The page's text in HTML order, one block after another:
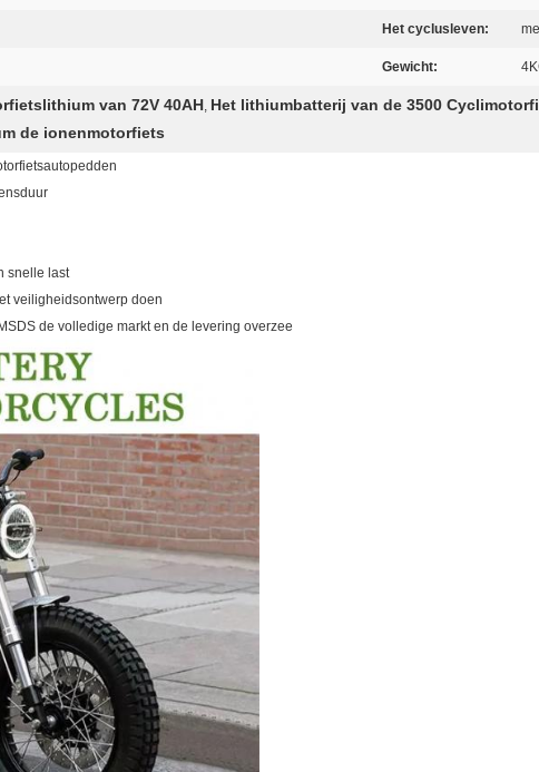
Het cyclusleven:
Gewicht:
van 72V 40AH, Het lithiumbatterij van de 3500
de ionenmotorfiets
snelle last
veiligheidsontwerp doen
de volledige markt en de levering overzee